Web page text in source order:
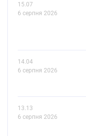
15.07
6 серпня 2026
14.04
6 серпня 2026
13.13
6 серпня 2026